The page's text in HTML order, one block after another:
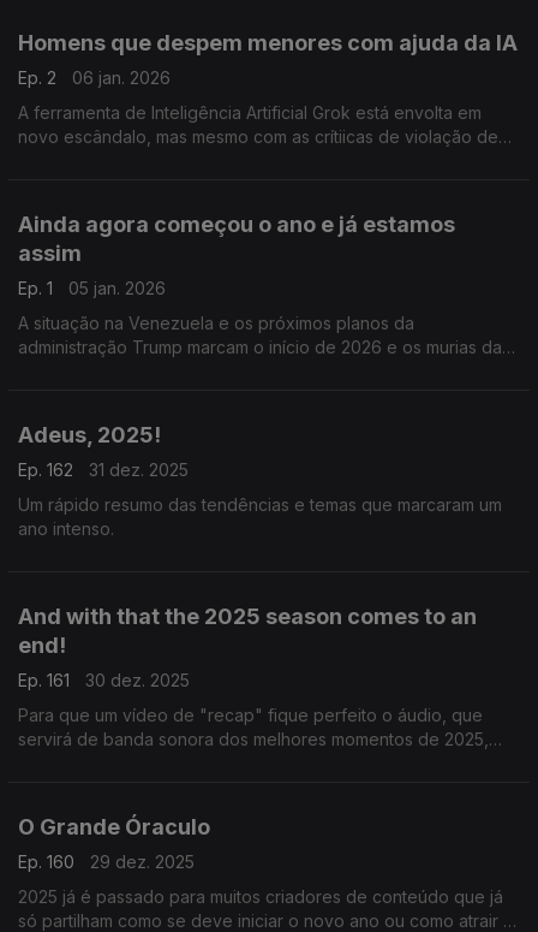
Homens que despem menores com ajuda da IA
Ep. 2
06 jan. 2026
A ferramenta de Inteligência Artificial Grok está envolta em
novo escândalo, mas mesmo com as crítiicas de violação de
Ainda agora começou o ano e já estamos
assim
Ep. 1
05 jan. 2026
A situação na Venezuela e os próximos planos da
administração Trump marcam o início de 2026 e os murias das
Adeus, 2025!
Ep. 162
31 dez. 2025
Um rápido resumo das tendências e temas que marcaram um
ano intenso.
And with that the 2025 season comes to an
end!
Ep. 161
30 dez. 2025
Para que um vídeo de "recap" fique perfeito o áudio, que
servirá de banda sonora dos melhores momentos de 2025,
O Grande Óraculo
Ep. 160
29 dez. 2025
2025 já é passado para muitos criadores de conteúdo que já
só partilham como se deve iniciar o novo ano ou como atrair a